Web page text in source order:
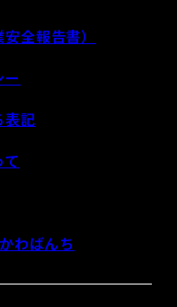
全報告書）
表記
わばんち